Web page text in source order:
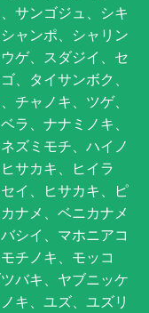
サンゴジュ、シキ
ャンポ、シャリン
ゲ、スダジイ、セ
、タイサンボク、
チャノキ、ツゲ、
ラ、ナナミノキ、
ズミモチ、ハイノ
サカキ、ヒイラ
イ、ヒサカキ、ピ
ナメ、ベニカナメ
シイ、マホニアコ
チノキ、モッコ
バキ、ヤブニッケ
キ、ユズ、ユズリ